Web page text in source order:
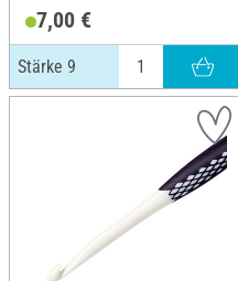
7,00 €
Stärke 9